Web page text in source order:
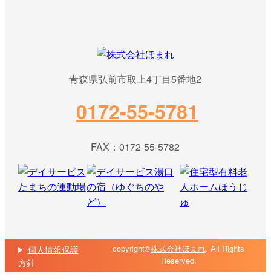
青森県弘前市取上4丁目5番地2
0172-55-5781
FAX：0172-55-5782
個人情報保護
方針
copyright©株式会社ほまれ. All Rights
Reserved.